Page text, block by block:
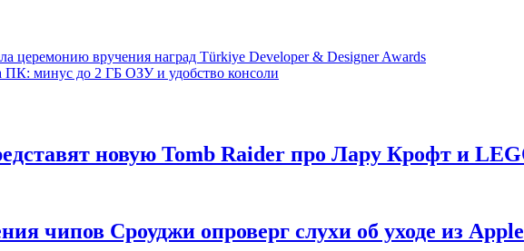
церемонию вручения наград Türkiye Developer & Designer Awards
ПК: минус до 2 ГБ ОЗУ и удобство консоли
новую Tomb Raider про Лару Крофт и
чипов Сроуджи опроверг слухи об уходе из Apple